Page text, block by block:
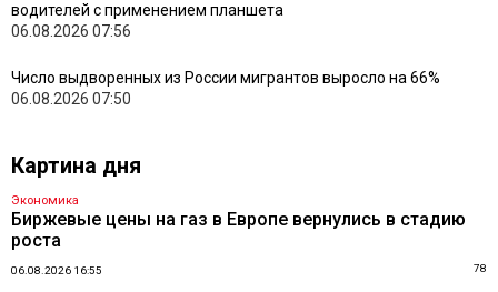
водителей с применением планшета
06.08.2026 07:56
Число выдворенных из России мигрантов выросло на 66%
06.08.2026 07:50
Картина дня
Экономика
Биржевые цены на газ в Европе вернулись в стадию
роста
06.08.2026 16:55 78